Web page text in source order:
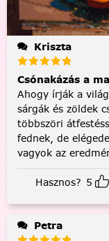
Kriszta
Csónakázás a
Ahogy írják a
sárgák és zöldek
többszöri
fednek, de
vagyok az
Hasznos? 5
Petra